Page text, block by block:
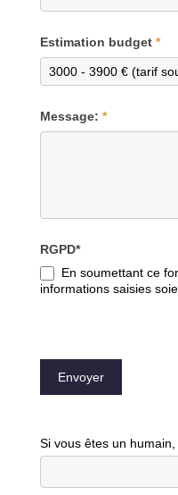
Estimation budget *
Message: *
RGPD*
En soumettant ce
informations saisies
Envoyer
Si vous êtes un